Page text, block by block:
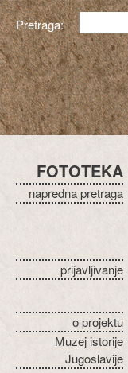
Pretraga:
FOTOTEKA
napredna pretraga
prijavljivanje
o projektu
Muzej istorije
Jugoslavije